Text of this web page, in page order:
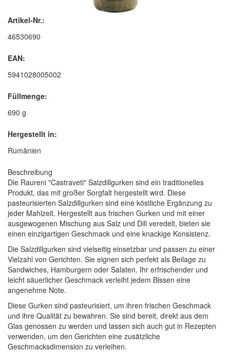
Artikel-Nr.:
46530690
EAN:
5941028005002
Füllmenge:
690 g
Hergestellt in:
Rumänien
Beschreibung
Die Raureni "Castraveti" Salzdillgurken sind ein traditionelles
Produkt, das mit großer Sorgfalt hergestellt wird. Diese
pasteurisierten Salzdillgurken sind eine köstliche Ergänzung zu
jeder Mahlzeit. Hergestellt aus frischen Gurken und mit einer
ausgewogenen Mischung aus Salz und Dill veredelt, bieten sie
einen einzigartigen Geschmack und eine knackige Konsistenz.
Die Salzdillgurken sind vielseitig einsetzbar und passen zu einer
Vielzahl von Gerichten. Sie eignen sich perfekt als Beilage zu
Sandwiches, Hamburgern oder Salaten. Ihr erfrischender und
leicht säuerlicher Geschmack verleiht jedem Bissen eine
angenehme Note.
Diese Gurken sind pasteurisiert, um ihren frischen Geschmack
und ihre Qualität zu bewahren. Sie sind bereit, direkt aus dem
Glas genossen zu werden und lassen sich auch gut in Rezepten
verwenden, um den Gerichten eine zusätzliche
Geschmacksdimension zu verleihen.